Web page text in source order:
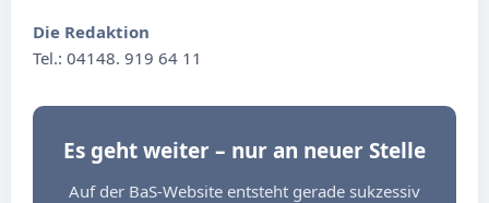
Die Redaktion
Tel.: 04148. 919 64 11
Es geht weiter – nur an neuer Stelle
Auf der BaS-Website entsteht gerade sukzessiv